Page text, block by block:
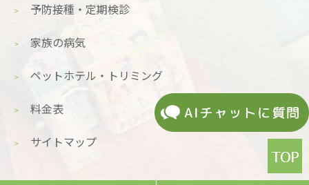
予防接種・定期検診
家族の病気
ペットホテル・トリミング
料金表
サイトマップ